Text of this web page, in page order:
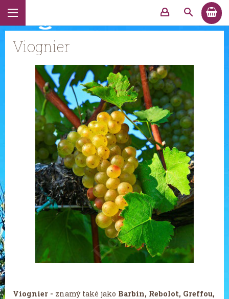
Viognier
Viognier - znamý také jako Barbin, Rebolot, Greffou,